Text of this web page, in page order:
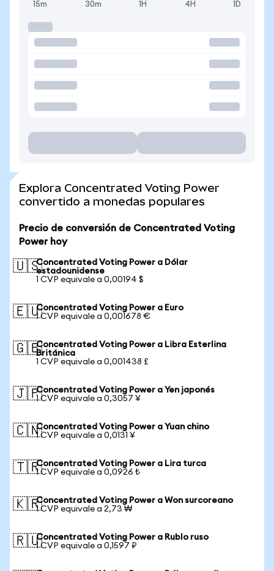
15m 30m 1H 4H 1D
Explora Concentrated Voting Power
convertido a monedas populares
Precio de conversión de Concentrated Voting
Power hoy
🇺🇸Concentrated Voting Power a Dólar
estadounidense
1 CVP equivale a 0,00194 $
🇪🇺Concentrated Voting Power a Euro
1 CVP equivale a 0,001678 €
🇬🇧Concentrated Voting Power a Libra Esterlina
Británica
1 CVP equivale a 0,001438 £
🇯🇵Concentrated Voting Power a Yen japonés
1 CVP equivale a 0,3057 ¥
🇨🇳Concentrated Voting Power a Yuan chino
1 CVP equivale a 0,0131 ¥
🇹🇷Concentrated Voting Power a Lira turca
1 CVP equivale a 0,0926 ₺
🇰🇷Concentrated Voting Power a Won surcoreano
1 CVP equivale a 2,73 ₩
🇷🇺Concentrated Voting Power a Rublo ruso
1 CVP equivale a 0,1597 ₽